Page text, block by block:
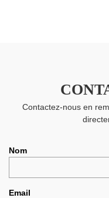
Contactez-nous en
Nom
Email